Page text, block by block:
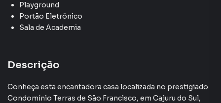
Playground
Portão Eletrônico
Sala de Academia
Descrição
Conheça esta encantadora casa localizada no prestigiado
Condomínio Terras de São Francisco, em Cajuru do Sul,